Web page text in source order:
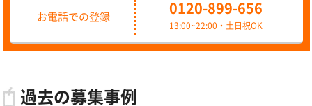
お電話での登録
0120-899-656
13:00~22:00・土日祝OK
過去の募集事例